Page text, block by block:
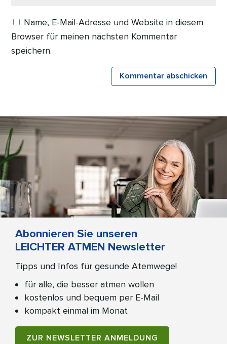
Name, E-Mail-Adresse und Website in diesem
Browser für meinen nächsten Kommentar
speichern.
Kommentar abschicken
Abonnieren Sie unseren
LEICHTER ATMEN Newsletter
Tipps und Infos für gesunde Atemwege!
für alle, die besser atmen wollen
kostenlos und bequem per E-Mail
kompakt einmal im Monat
ZUR NEWSLETTER ANMELDUNG